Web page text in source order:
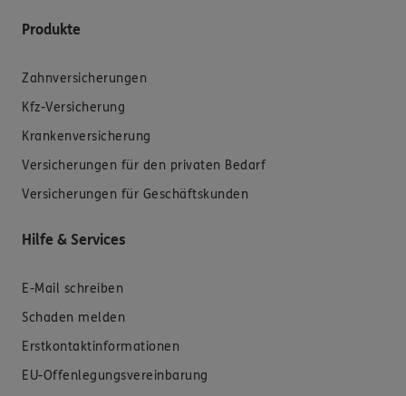
Produkte
Zahnversicherungen
Kfz-Versicherung
Krankenversicherung
Versicherungen für den privaten Bedarf
Versicherungen für Geschäftskunden
Hilfe & Services
E-Mail schreiben
Schaden melden
Erstkontaktinformationen
EU-Offenlegungsvereinbarung